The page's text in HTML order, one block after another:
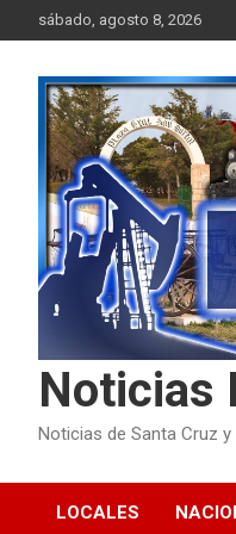
to
sábado, agosto 8, 2026
Noticias
Noticias de Santa Cruz y
LOCALES